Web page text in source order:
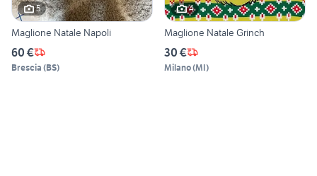
5
Maglione Natale Napoli
60 €
Brescia (BS)
4
Maglione Natale Grinch
30 €
Milano(MI)